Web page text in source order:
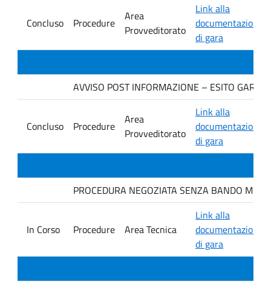
Concluso Procedure
Area
Provveditorato
Link alla
documentazione
di gara
AVVISO POST INFORMAZIONE – ESITO GARA
Concluso Procedure
Area
Provveditorato
Link alla
documentazione
di gara
PROCEDURA NEGOZIATA SENZA BANDO
In Corso Procedure Area Tecnica
Link alla
documentazione
di gara